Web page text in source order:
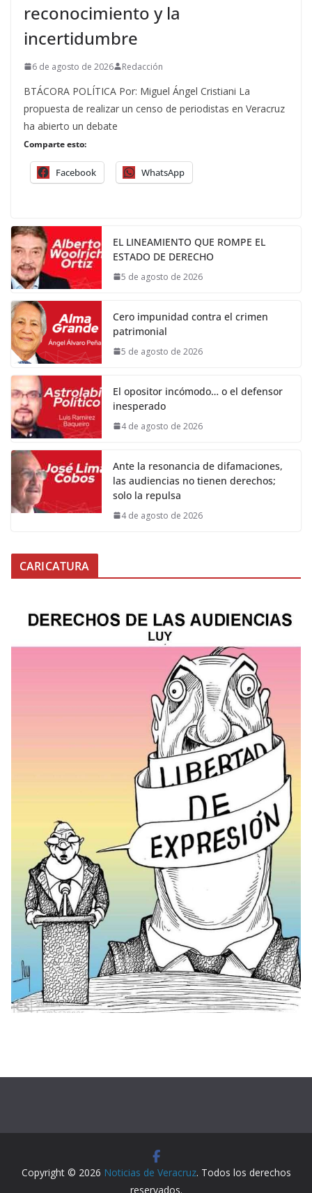
reconocimiento y la
incertidumbre
6 de agosto de 2026 Redacción
BTÁCORA POLÍTICA Por: Miguel Ángel Cristiani La
propuesta de realizar un censo de periodistas en Veracruz
ha abierto un debate
Comparte esto:
Facebook WhatsApp
EL LINEAMIENTO QUE ROMPE EL
ESTADO DE DERECHO
5 de agosto de 2026
Cero impunidad contra el crimen
patrimonial
5 de agosto de 2026
El opositor incómodo… o el defensor
inesperado
4 de agosto de 2026
Ante la resonancia de difamaciones,
las audiencias no tienen derechos;
solo la repulsa
4 de agosto de 2026
CARICATURA
Copyright © 2026 Noticias de Veracruz. Todos los derechos
reservados.